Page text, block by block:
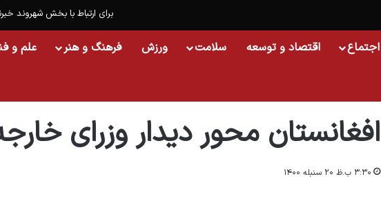
برای ارتباط با بخش شهروند خبرنگار،
اجتماع اقتصاد و توسعه سلامت ورزش فرهنگ و هنر علم و
افغانستان محور دیدار وزرای
۳:۳۰ ب.ظ ۲۰ سنبله ۱۴۰۰